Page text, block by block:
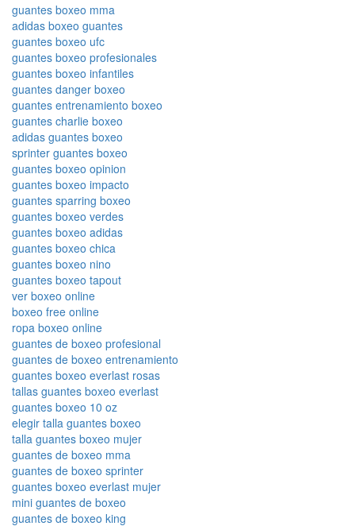
guantes boxeo mma
adidas boxeo guantes
guantes boxeo ufc
guantes boxeo profesionales
guantes boxeo infantiles
guantes danger boxeo
guantes entrenamiento boxeo
guantes charlie boxeo
adidas guantes boxeo
sprinter guantes boxeo
guantes boxeo opinion
guantes boxeo impacto
guantes sparring boxeo
guantes boxeo verdes
guantes boxeo adidas
guantes boxeo chica
guantes boxeo nino
guantes boxeo tapout
ver boxeo online
boxeo free online
ropa boxeo online
guantes de boxeo profesional
guantes de boxeo entrenamiento
guantes boxeo everlast rosas
tallas guantes boxeo everlast
guantes boxeo 10 oz
elegir talla guantes boxeo
talla guantes boxeo mujer
guantes de boxeo mma
guantes de boxeo sprinter
guantes boxeo everlast mujer
mini guantes de boxeo
guantes de boxeo king